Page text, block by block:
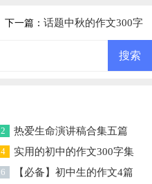
下一篇： 话题中秋的作文300字
2 热爱生命演讲稿合集五篇
4
实用的初中的作文300字集
锦五篇
6 【必备】初中生的作文4篇